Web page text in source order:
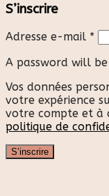
S’inscrire
Adresse e-mail *
A password will
Vos données
votre expérience
votre compte et à
politique de
S’inscrire